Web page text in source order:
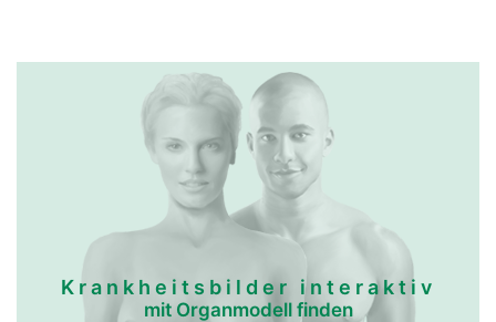
Krankheitsbilder interaktiv
mit Organmodell finden